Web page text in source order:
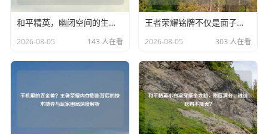
和平精英，幽闭空间的生死博弈——深度解析做电梯任务的硬核攻略与心跳时刻和平精英做电梯任务怎么做
2026-08-05 143 人在看
王者荣耀铭牌不仅是面子工程，更是实力的证明与社交的通行证
2026-08-05 303 人在看